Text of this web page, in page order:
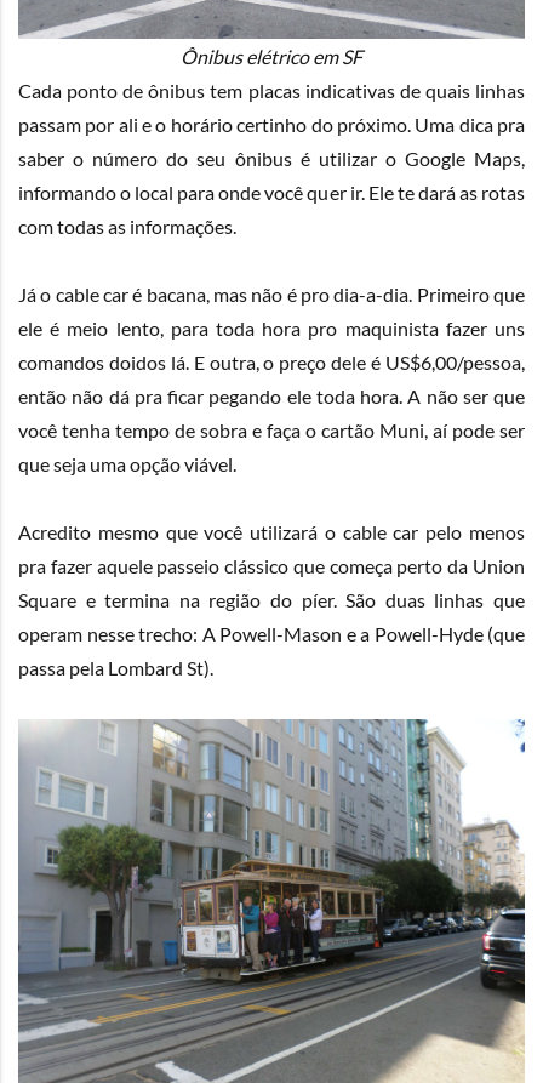
Ônibus elétrico em SF
Cada ponto de ônibus tem placas indicativas de quais linhas
passam por ali e o horário certinho do próximo. Uma dica pra
saber o número do seu ônibus é utilizar o Google Maps,
informando o local para onde você quer ir. Ele te dará as rotas
com todas as informações.
Já o cable car é bacana, mas não é pro dia-a-dia. Primeiro que
ele é meio lento, para toda hora pro maquinista fazer uns
comandos doidos lá. E outra, o preço dele é US$6,00/pessoa,
então não dá pra ficar pegando ele toda hora. A não ser que
você tenha tempo de sobra e faça o cartão Muni , aí pode ser
que seja uma opção viável.
Acredito mesmo que você utilizará o cable car pelo menos
pra fazer aquele passeio clássico que começa perto da Union
Square e termina na região do píer. São duas linhas que
operam nesse trecho: A Powell-Mason e a Powell-Hyde (que
passa pela Lombard St).